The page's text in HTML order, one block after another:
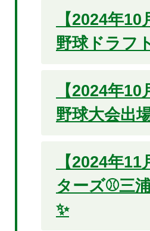
【2024年
野球ドラフ
【2024年
野球大会出
【2024年
ターズ⚾三
✨